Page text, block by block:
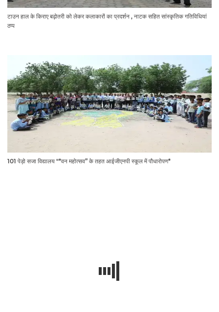
टाउन हाल के किराए बढ़ोतरी को लेकर कलाकारों का प्रदर्शन , नाटक सहित सांस्कृतिक गतिविधियां
ठप्प
101 पेड़ो सजा विद्यालय "*वन महोत्सव” के तहत आईजीएनपी स्कूल में पौधारोपण*